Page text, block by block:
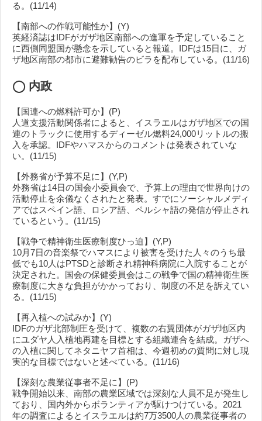
る。(11/14)
【南部への作戦可能性か】(Y)
英経済誌はIDFがガザ地区南部への進軍を予定していること
に西側同盟国が懸念を示していると報道。IDFは15日に、ガ
ザ地区南部の都市に避難勧告のビラを配布している。(11/16)
◯ 内政
【国連への燃料許可か】(P)
人道支援活動関係者によると、イスラエルはガザ地区での国
連のトラックに使用するディーゼル燃料24,000リットルの搬
入を承認。IDFやハマスからのコメントは発表されていな
い。(11/15)
【外務省が予算不足に】(Y,P)
外務省は14日の国会小委員会で、予算上の理由で世界向けの
活動停止を余儀なくされたと発表。すでにソーシャルメディ
アではスペイン語、ロシア語、ペルシャ語の発信が停止され
ているという。(11/15)
【戦争で精神衛生医療制度ひっ迫】(Y,P)
10月7日の音楽祭でハマスにより被害を受けた人々のうち最
低でも10人はPTSDと診断され精神科病院に入院することが
決定された。国会の保健委員会はこの戦争で国の精神衛生医
療制度に大きな負担がかかっており、制度の不足を訴えてい
る。(11/15)
【再入植への試みか】(Y)
IDFのガザ北部制圧を受けて、複数の右翼団体がガザ地区内
にユダヤ人入植地再建を目標とする組織連合を結成。ガザへ
の入植に関してネタニヤフ首相は、今週初めの質問に対し現
実的な目標ではないと述べている。(11/16)
【深刻な農業従事者不足に】(P)
戦争開始以来、南部の農業区域では深刻な人員不足が発生し
ており、国内外からボランティアが駆けつけている。2021
年の調査によるとイスラエルは約7万3500人の農業従事者の